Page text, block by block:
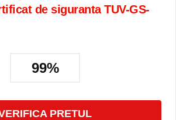
de siguranta TUV-GS-
99%
PRETUL